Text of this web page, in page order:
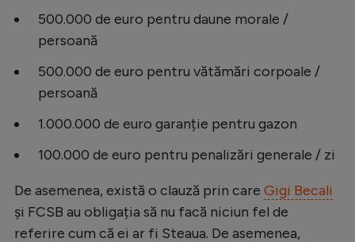
500.000 de euro pentru daune morale /
persoană
500.000 de euro pentru vătămări corpoale /
persoană
1.000.000 de euro garanție pentru gazon
100.000 de euro pentru penalizări generale / zi
De asemenea, există o clauză prin care Gigi Becali
și FCSB au obligația să nu facă niciun fel de
referire cum că ei ar fi Steaua. De asemenea,